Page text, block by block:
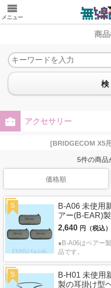
メニュー
商
検
アクセサリー
[BRIDGECOM X5
5件の商品
価格順
B-A06 未使用
アー(B-EAR)
2,640 円（税込）
●B-A06はベアー
品です。
S
B-H01 未使用
製の耳掛け型
S